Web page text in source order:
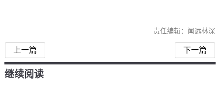
责任编辑：闻远林深
上一篇 下一篇
继续阅读